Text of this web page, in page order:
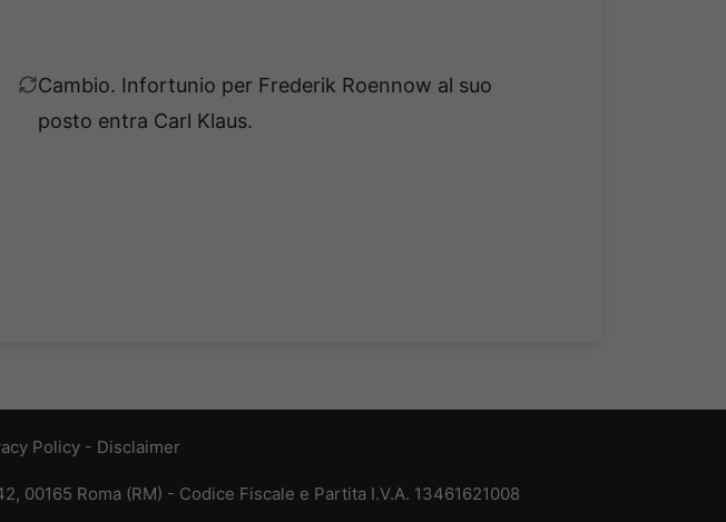
Cambio. Infortunio per Frederik Roennow al suo
posto entra Carl Klaus.
Policy - Disclaimer
00165 Roma (RM) - Codice Fiscale e Partita I.V.A. 13461621008